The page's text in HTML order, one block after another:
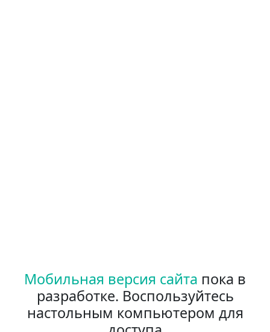
Мобильная версия сайта пока в
разработке. Воспользуйтесь
настольным компьютером для